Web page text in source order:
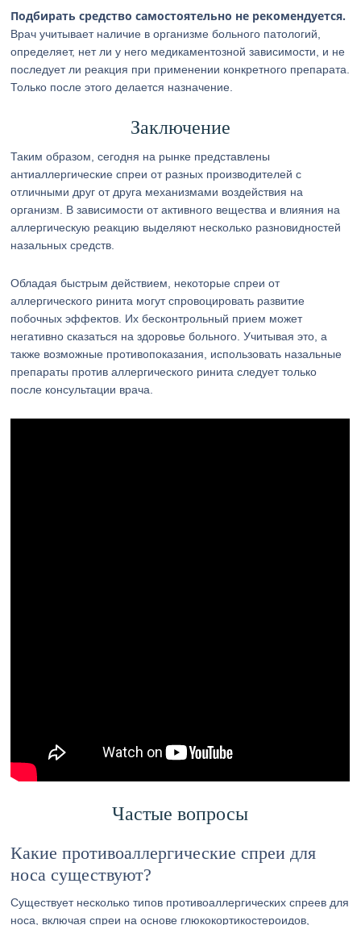
Подбирать средство самостоятельно не рекомендуется.
Врач учитывает наличие в организме больного патологий,
определяет, нет ли у него медикаментозной зависимости, и не
последует ли реакция при применении конкретного препарата.
Только после этого делается назначение.
Заключение
Таким образом, сегодня на рынке представлены
антиаллергические спреи от разных производителей с
отличными друг от друга механизмами воздействия на
организм. В зависимости от активного вещества и влияния на
аллергическую реакцию выделяют несколько разновидностей
назальных средств.
Обладая быстрым действием, некоторые спреи от
аллергического ринита могут спровоцировать развитие
побочных эффектов. Их бесконтрольный прием может
негативно сказаться на здоровье больного. Учитывая это, а
также возможные противопоказания, использовать назальные
препараты против аллергического ринита следует только
после консультации врача.
Частые вопросы
Какие противоаллергические спреи для
носа существуют?
Существует несколько типов противоаллергических спреев для
носа, включая спреи на основе глюкокортикостероидов,